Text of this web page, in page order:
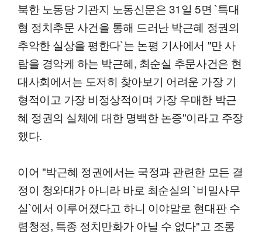
북한 노동당 기관지 노동신문은 31일 5면 `특대
형 정치추문 사건을 통해 드러난 박근혜 정권의
추악한 실상을 평한다`는 논평 기사에서 "만 사
람을 경악케 하는 박근혜, 최순실 추문사건은 현
대사회에서는 도저히 찾아보기 어려운 가장 기
형적이고 가장 비정상적이며 가장 우매한 박근
혜 정권의 실체에 대한 명백한 논증"이라고 주장
했다.
이어 "박근혜 정권에서는 국정과 관련한 모든 결
정이 청와대가 아니라 바로 최순실의 `비밀사무
실`에서 이루어졌다고 하니 이야말로 현대판 수
렴청정, 특종 정치만화가 아닐 수 없다"고 조롱